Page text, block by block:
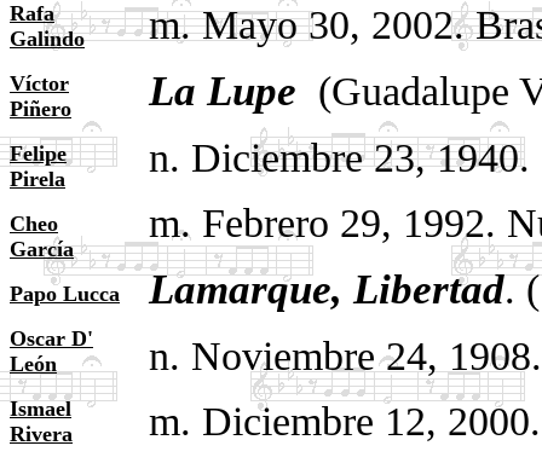
Rafa
Galindo
Víctor
Piñero
Felipe
Pirela
Cheo
García
Papo Lucca
Oscar D'
León
Ismael
Rivera
m. Mayo 30, 2002.
La Lupe (Guadalupe
n. Diciembre 23, 1940.
m. Febrero 29, 1992.
Lamarque, Libertad.
n. Noviembre 24,
m. Diciembre 12,